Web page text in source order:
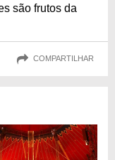
são frutos da
COMPARTILHAR